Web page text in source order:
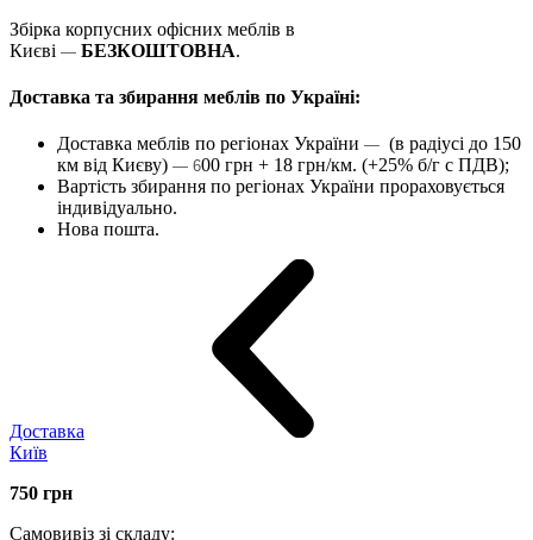
Збірка корпусних офісних меблів в
Києві — БЕЗКОШТОВНА.
Доставка та збирання меблів по Україні:
Доставка меблів по регіонах України — (в радіусі до 150
км від Києву) — 600 грн + 18 грн/км. (+25% б/г с ПДВ);
Вартість збирання по регіонах України прораховується
індивідуально.
Нова пошта.
Доставка
Київ
750 грн
Самовивіз зі складу: